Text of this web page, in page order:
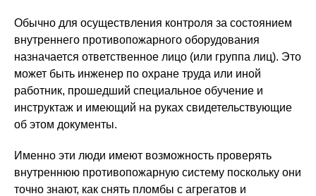
Обычно для осуществления контроля за состоянием
внутреннего противопожарного оборудования
назначается ответственное лицо (или группа лиц). Это
может быть инженер по охране труда или иной
работник, прошедший специальное обучение и
инструктаж и имеющий на руках свидетельствующие
об этом документы.
Именно эти люди имеют возможность проверять
внутреннюю противопожарную систему поскольку они
точно знают, как снять пломбы с агрегатов и